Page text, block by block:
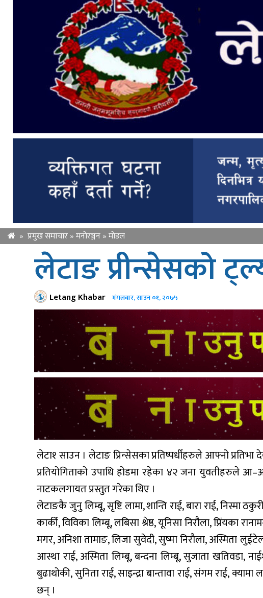
» प्रमुख समाचार»मनोरञ्जन»मोडल
लेटाङ प्रीन्सेसको
Letang Khabar मंगलबार, साउन ०१, २०७५
लेटा१ साउन । लेटाङ प्रिन्सेसका प्रतिष्पर्धीहरुले आफ्नो
प्रतियोगिताको उपाधि होडमा रहेका ४२ जना युवतीहरुले
नाटकलगायत प्रस्तुत गरेका थिए ।
लेटाङकै जुनु लिम्बू, सृष्टि लामा, शान्ति राई, बारा राई, निस्मा
कार्की, विविका लिम्बू, लबिसा श्रेष्ठ, यूनिसा निरौला, प्रिंयका
मगर, अनिशा तामाङ, लिजा सुवेदी, सुष्मा निरौला, अस्मिता
आस्था राई, अस्मिता लिम्बू, बन्दना लिम्बू, सुजाता खतिवडा,
बुढाथोकी, सुनिता राई, साइन्द्रा बान्तावा राई, संगम राई,
छन् ।